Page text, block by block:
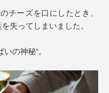
チーズを口にしたとき、
失ってしまいました。
の神秘“。